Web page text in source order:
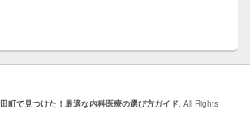
田町で見つけた！最適な内科医療の選び方ガイド . All Rights